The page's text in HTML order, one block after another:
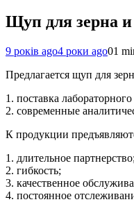
Щуп для зерна и
9 років ago4 роки ago01
Предлагается щуп для
1. поставка
2. современные
К продукции
1. длительное партнерство;
2. гибкость;
3. качественное
4. постоянное